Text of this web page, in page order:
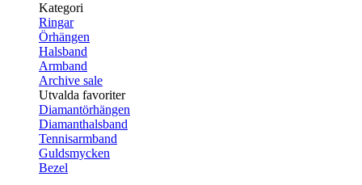
Kategori
Ringar
Örhängen
Halsband
Armband
Archive sale
Utvalda favoriter
Diamantörhängen
Diamanthalsband
Tennisarmband
Guldsmycken
Bezel